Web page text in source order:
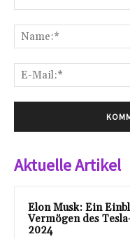
Aktuelle Artikel
Elon Musk: Ein
Vermögen des
2024